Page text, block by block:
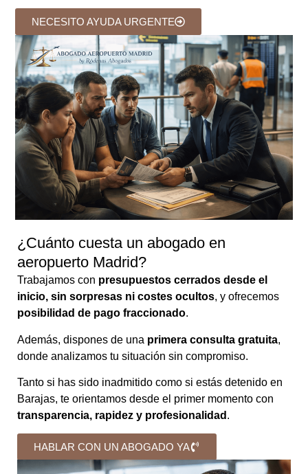
NECESITO AYUDA URGENTE
¿Cuánto cuesta un abogado en
aeropuerto Madrid?
Trabajamos con presupuestos cerrados desde el
inicio, sin sorpresas ni costes ocultos, y ofrecemos
posibilidad de pago fraccionado.
Además, dispones de una primera consulta gratuita,
donde analizamos tu situación sin compromiso.
Tanto si has sido inadmitido como si estás detenido en
Barajas, te orientamos desde el primer momento con
transparencia, rapidez y profesionalidad .
HABLAR CON UN ABOGADO YA